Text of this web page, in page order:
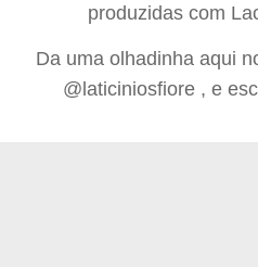
produzidas com
Da uma olhadinha aqui
@laticiniosfiore , e